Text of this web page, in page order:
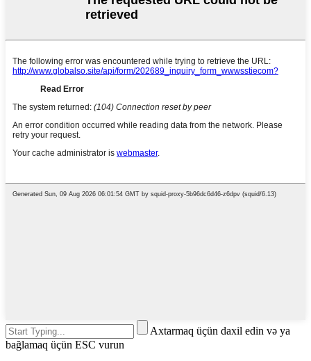
Axtarmaq üçün daxil edin və ya
bağlamaq üçün ESC vurun